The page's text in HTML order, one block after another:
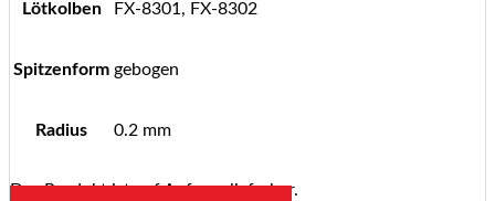
Lötkolben FX-8301, FX-8302
Spitzenform gebogen
Radius 0.2 mm
Das Produkt ist auf Anfrage lieferbar.